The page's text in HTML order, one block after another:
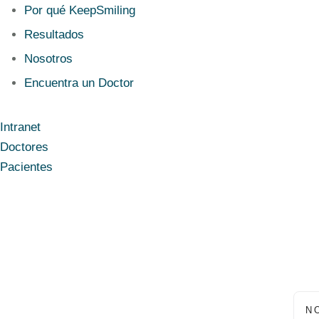
Por qué KeepSmiling
Resultados
Nosotros
Encuentra un Doctor
Intranet
Doctores
Pacientes